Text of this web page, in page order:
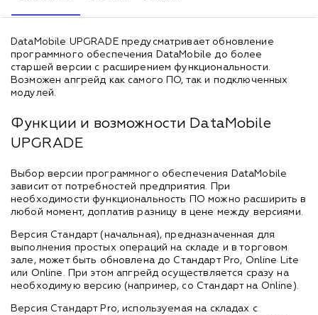
DataMobile UPGRADE предусматривает обновление
программного обеспечения DataMobile до более
старшей версии с расширением функциональности.
Возможен апгрейд как самого ПО, так и подключенных
модулей.
Функции и возможности DataMobile
UPGRADE
Выбор версии программного обеспечения DataMobile
зависит от потребностей предприятия. При
необходимости функциональность ПО можно расширить в
любой момент, доплатив разницу в цене между версиями.
Версия Стандарт (начальная), предназначенная для
выполнения простых операций на складе и в торговом
зале, может быть обновлена до Стандарт Pro, Online Lite
или Online. При этом апгрейд осуществляется сразу на
необходимую версию (например, со Стандарт на Online).
Версия Стандарт Pro, используемая на складах с